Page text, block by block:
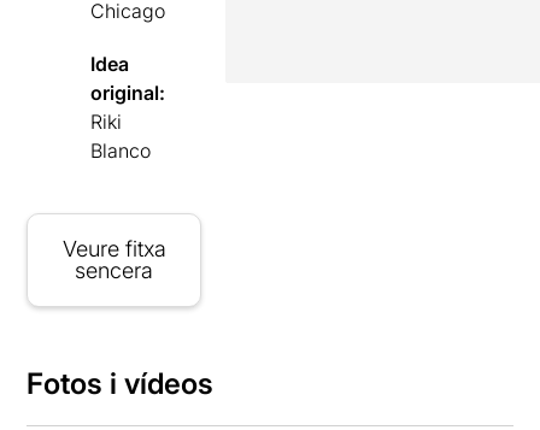
Chicago
Idea
original:
Riki
Blanco
Veure fitxa
sencera
Fotos i vídeos